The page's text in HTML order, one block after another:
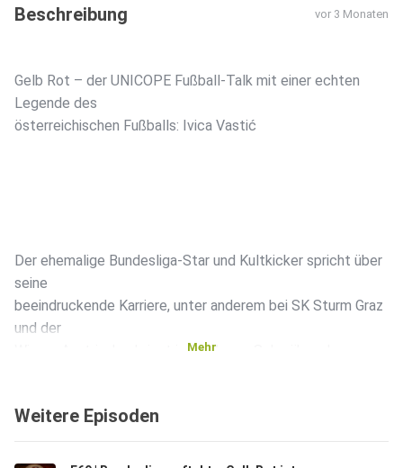
Beschreibung vor 3 Monaten
Gelb Rot – der UNICOPE Fußball-Talk mit einer echten
Legende des
österreichischen Fußballs: Ivica Vastić ️
Der ehemalige Bundesliga-Star und Kultkicker spricht über
seine
beeindruckende Karriere, unter anderem bei SK Sturm Graz
und der
Wiener Austria. Ivo bringt jede Menge Schmäh und
Mehr
Weitere Episoden